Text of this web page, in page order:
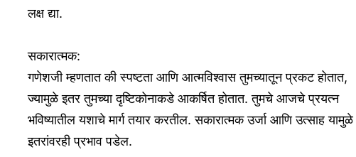
लक्ष द्या.
सकारात्मक:
गणेशजी म्हणतात की स्पष्टता आणि आत्मविश्वास तुमच्यातून प्रकट होतात,
ज्यामुळे इतर तुमच्या दृष्टिकोनाकडे आकर्षित होतात. तुमचे आजचे प्रयत्न
भविष्यातील यशाचे मार्ग तयार करतील. सकारात्मक उर्जा आणि उत्साह यामुळे
इतरांवरही प्रभाव पडेल.